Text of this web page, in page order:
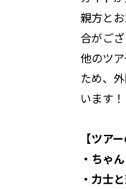
親方と
合がござ
他のツ
ため、
います！
【ツア
・ちゃ
・力士